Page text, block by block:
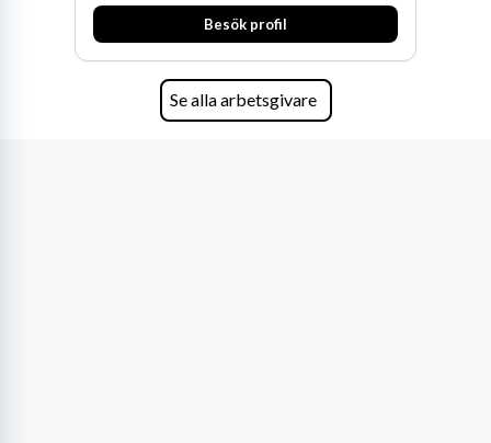
expertis inom IP-tillgångar har gett oss en
marknadsledande position. Våra klienter väljer
företagets viktigaste tillgångar.
Besök profil
Se alla arbetsgivare